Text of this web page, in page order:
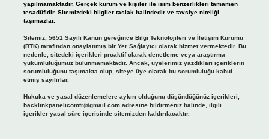
yapılmamaktadır. Gerçek kurum ve kişiler ile isim benzerlikleri tamamen
tesadüfidir. Sitemizdeki bilgiler taslak halindedir ve tavsiye niteliği
taşımazlar.
Sitemiz, 5651 Sayılı Kanun gereğince Bilgi Teknolojileri ve İletişim Kurumu
(BTK) tarafından onaylanmış bir Yer Sağlayıcı olarak hizmet vermektedir. Bu
nedenle, sitedeki içerikleri proaktif olarak denetleme veya araştırma
yükümlülüğümüz bulunmamaktadır. Ancak, üyelerimiz yazdıkları içeriklerin
sorumluluğunu taşımakta olup, siteye üye olarak bu sorumluluğu kabul
etmiş sayılırlar.
Hukuka ve yasal düzenlemelere aykırı olduğunu düşündüğünüz içerikleri,
backlinkpanelicomtr@gmail.comadresine bildirmeniz halinde, ilgili
içerikler yasal süre içerisinde sitemizden kaldırılacaktır.